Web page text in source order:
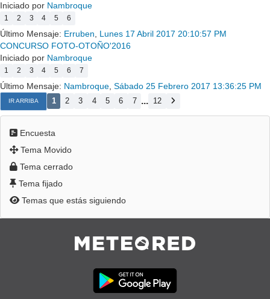
Iniciado por Nambroque
1 2 3 4 5 6
Último Mensaje: Erruben
Lunes 17 Abril 2017 20:10:57 PM
CONCURSO FOTO-OTOÑO'2016
Iniciado por Nambroque
1 2 3 4 5 6 7
Último Mensaje: Nambroque Sábado 25 Febrero 2017 13:36:25 PM
IR ARRIBA 1 2 3 4 5 6 7 ... 12
Encuesta
Tema Movido
Tema cerrado
Tema fijado
Temas que estás siguiendo